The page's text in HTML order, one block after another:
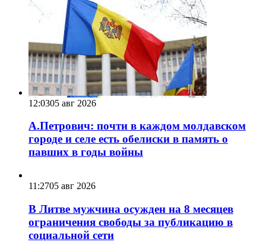
12:0305 авг 2026
А.Петрович: почти в каждом молдавском
городе и селе есть обелиски в память о
павших в годы войны
11:2705 авг 2026
В Литве мужчина осужден на 8 месяцев
ограничения свободы за публикацию в
социальной сети